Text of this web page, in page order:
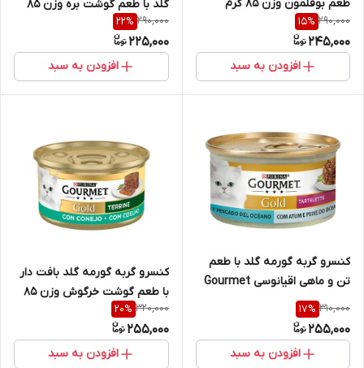
طعم بوقلمون وزن 85 گرم
290,000
15%
245,000
افزودن به سبد
گلد با طعم گوشت بره وزن 85
گرم
290,000
22%
225,000
افزودن به سبد
کنسرو گربه گورمه گلد با طعم
تن و ماهی اقیانوسی Gourmet
310,000
17%
255,000
افزودن به سبد
کنسرو گربه گورمه گلد بافت دار
با طعم گوشت خرگوش وزن 85
گرم
320,000
20%
255,000
افزودن به سبد